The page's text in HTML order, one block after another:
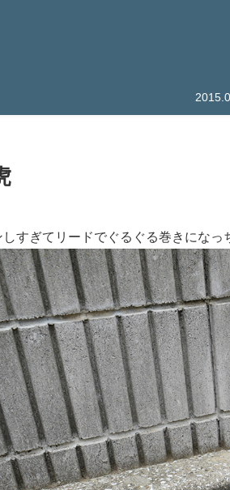
しすぎてリードでぐるぐる巻きにな